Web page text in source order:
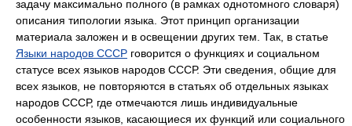
задачу максимально полного (в рамках однотомного словаря)
описания типологии языка. Этот принцип организации
материала заложен и в освещении других тем. Так, в статье
Языки народов СССР говорится о функциях и социальном
статусе всех языков народов СССР. Эти сведения, общие для
всех языков, не повторяются в статьях об отдельных языках
народов СССР, где отмечаются лишь индивидуальные
особенности языков, касающиеся их функций или социального